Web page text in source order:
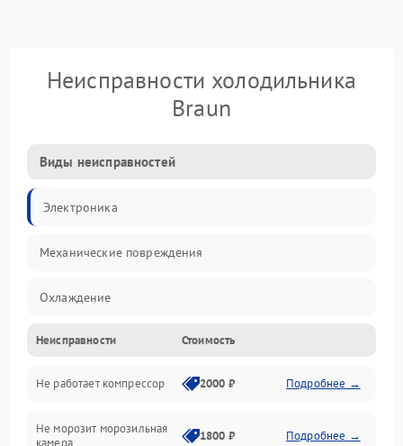
Неисправности холодильника
Braun
Виды неисправностей
Электроника
Механические повреждения
Охлаждение
Механика
Электропитание
Дренаж
Неисправности Стоимость
Не работает компрессор 2000 ₽ Подробнее →
Не морозит морозильная
камера
1800 ₽ Подробнее →